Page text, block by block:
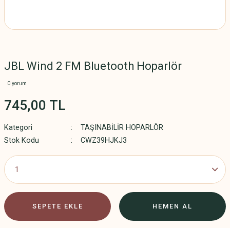
JBL Wind 2 FM Bluetooth Hoparlör
0 yorum
745,00 TL
Kategori
TAŞINABİLİR HOPARLÖR
Stok Kodu
CWZ39HJKJ3
SEPETE EKLE HEMEN AL